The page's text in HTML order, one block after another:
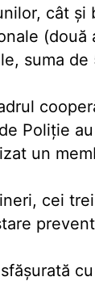
cât
(două
suma de
Poliţie
un
cei